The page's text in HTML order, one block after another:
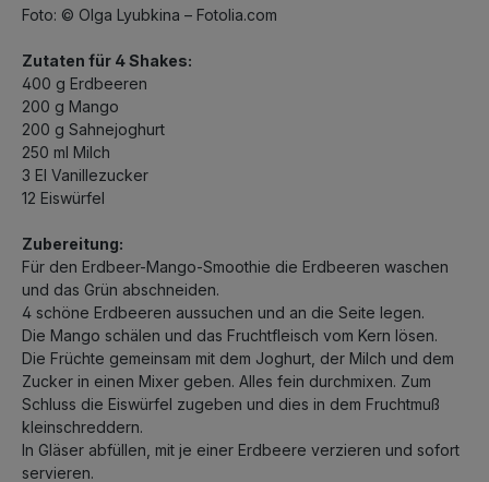
Foto: © Olga Lyubkina – Fotolia.com
Zutaten für 4 Shakes:
400 g Erdbeeren
200 g Mango
200 g Sahnejoghurt
250 ml Milch
3 El Vanillezucker
12 Eiswürfel
Zubereitung:
Für den Erdbeer-Mango-Smoothie die Erdbeeren waschen
und das Grün abschneiden.
4 schöne Erdbeeren aussuchen und an die Seite legen.
Die Mango schälen und das Fruchtfleisch vom Kern lösen.
Die Früchte gemeinsam mit dem Joghurt, der Milch und dem
Zucker in einen Mixer geben. Alles fein durchmixen. Zum
Schluss die Eiswürfel zugeben und dies in dem Fruchtmuß
kleinschreddern.
In Gläser abfüllen, mit je einer Erdbeere verzieren und sofort
servieren.